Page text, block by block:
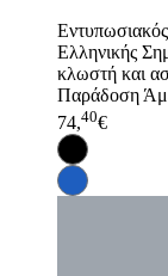
Ελληνικής
κλωστή και
Παράδοση
74,40€